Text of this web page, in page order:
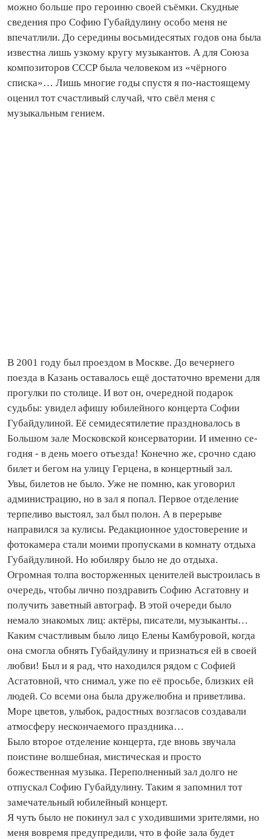
можно больше про героиню своей съёмки. Скудные
сведения про Софию Губайдулину особо меня не
впечатлили. До середины восьмидесятых годов она была
известна лишь узкому кругу музыкантов. А для Союза
композиторов СССР была человеком из «чёрного
списка»… Лишь многие годы спустя я по‑настоящему
оценил тот счастливый случай, что свёл меня с
музыкальным гением.
В 2001 году был проездом в Москве. До вечернего
поезда в Ка­зань оставалось ещё достаточно времени для
прогулки по столице. И вот он, очередной подарок
судьбы: увидел афишу юбилейного концерта Софии
Губайдулиной. Её семидесятилетие праздновалось в
Большом зале Московской консерватории. И именно се­
го­дня - в день моего отъезда! Конечно же, срочно сдаю
билет и бегом на улицу Герцена, в концертный зал.
Увы, билетов не было. Уже не по­мню, как уговорил
администрацию, но в зал я попал. Первое отделение
терпеливо выстоял, зал был полон. А в перерыве
направился за кулисы. Редакционное удостоверение и
фотокамера стали моими пропусками в комнату отдыха
Губайдулиной. Но юбиляру было не до отдыха.
Огромная толпа восторженных ценителей выстроилась в
очередь, чтобы лично поздравить Софию Асгатовну и
получить заветный автограф. В этой очереди было
немало знакомых лиц: актёры, писатели, музыканты…
Каким счастливым было лицо Елены Камбуровой, ко­гда
она смогла обнять Губайдулину и признаться ей в своей
любви! Был и я рад, что находился рядом с Софией
Асгатовной, что снимал, уже по её просьбе, близких ей
людей. Со всеми она была дружелюбна и приветлива.
Море цветов, улыбок, радостных возгласов со­зда­вали
атмо­сферу нескончаемого праздника…
Было второе отделение концерта, где вновь звучала
поистине волшебная, мистическая и просто
божественная музыка. Переполненный зал долго не
отпускал Софию Губайдулину. Таким я запо­мнил тот
замечательный юбилейный концерт.
Я чуть было не покинул зал с уходившими зрителями, но
меня вовремя предуп­редили, что в фойе зала будет